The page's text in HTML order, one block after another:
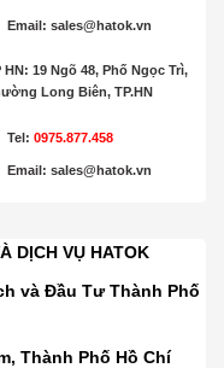
Email:sales@hatok.vn
HN: 19 Ngõ 48, Phố Ngọc Trì,
Long Biên, TP.HN
Tel: 0975.877.458
Email:sales@hatok.vn
DỊCH VỤ HATOK
và Đầu Tư Thành Phố
Thành Phố Hồ Chí